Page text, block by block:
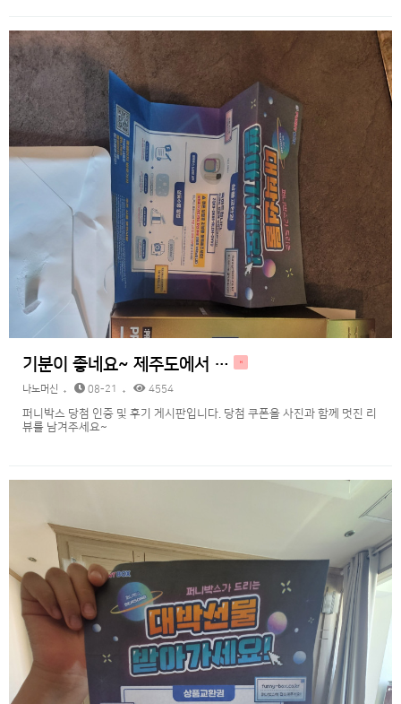
기분이 좋네요~ 제주도에서 … H
나노머신 08-21 4554
퍼니박스 당첨 인증 및 후기 게시판입니다. 당첨 쿠폰을 사진과 함께 멋진 리
뷰를 남겨주세요~